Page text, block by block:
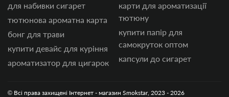
для набивки сигарет
тютюнова ароматна карта
бонг для трави
купити девайс для куріння
ароматизатор для цигарок
карти для ароматизації
тютюну
купити папір для
самокруток оптом
капсули до сигарет
© Всі права захищені Інтернет - магазин Smokstar, 2023 - 2026